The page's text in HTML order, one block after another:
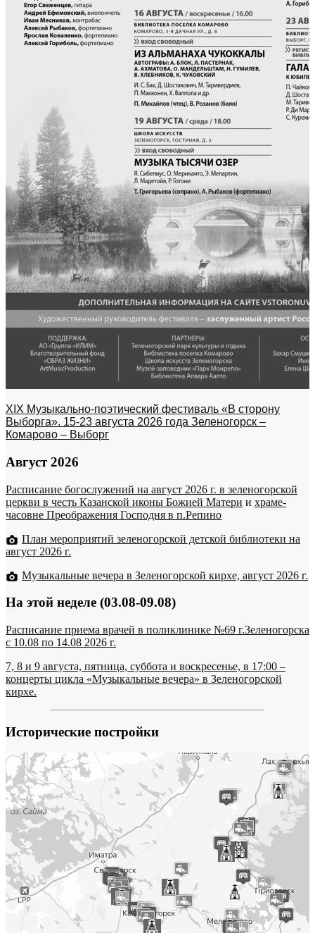
XIX Музыкально-поэтический фестиваль «В сторону
Выборга». 15-23 августа 2026 года Зеленогорск –
Комарово – Выборг
Август 2026
Расписание богослужений на август 2026 г. в зеленогорской
церкви в честь Казанской иконы Божией Матери и храме-
часовне Преображения Господня в п.Репино
План мероприятий зеленогорской детской библиотеки на
август 2026 г.
Музыкальные вечера в Зеленогорской кирхе, август 2026 г.
На этой неделе (03.08-09.08)
Расписание приема врачей в поликлинике №69 г.Зеленогорска
c 10.08 по 14.08 2026 г.
7, 8 и 9 августа, пятница, суббота и воскресенье, в 17:00 –
концерты цикла «Музыкальные вечера» в Зеленогорской
кирхе.
Исторические постройки